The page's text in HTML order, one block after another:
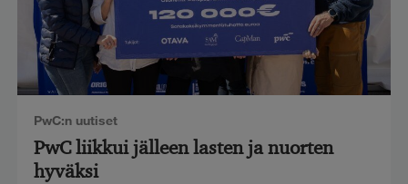
PwC:n uutiset
PwC liikkui jälleen lasten ja nuorten
hyväksi